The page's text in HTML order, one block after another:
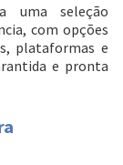
uma seleção
com opções
plataformas e
e pronta